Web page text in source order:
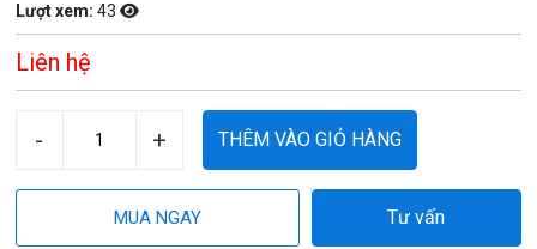
Lượt xem: 43
Liên hệ
- + THÊM VÀO GIỎ HÀNG
MUA NGAY Tư vấn